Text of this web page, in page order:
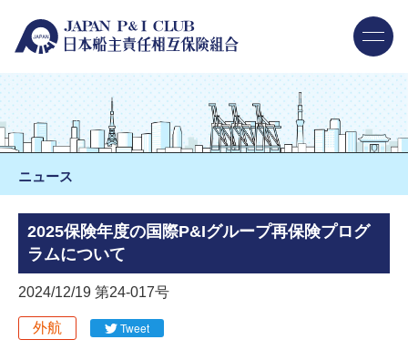
ニュース
2025保険年度の国際P&Iグループ再保険プログ
ラムについて
2024/12/19 第24-017号
外航 Tweet